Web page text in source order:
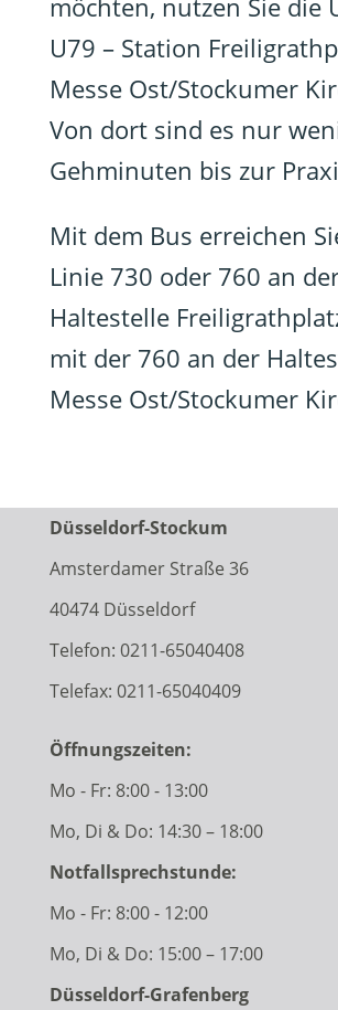
möchten, nutzen Sie die
U79 – Station
Messe Ost/Stockumer
Von dort sind es nur
Gehminuten bis zur
Mit dem Bus erreichen
Linie 730 oder 760 an
Haltestelle
mit der 760 an der
Messe Ost/Stockumer
Düsseldorf-Stockum
Amsterdamer Straße 36
40474 Düsseldorf
Telefon: 0211-65040408
Telefax: 0211-65040409
Öffnungszeiten:
Mo - Fr: 8:00 - 13:00
Mo, Di & Do: 14:30 – 18:00
Notfallsprechstunde:
Mo - Fr: 8:00 - 12:00
Mo, Di & Do: 15:00 – 17:00
Düsseldorf-Grafenberg